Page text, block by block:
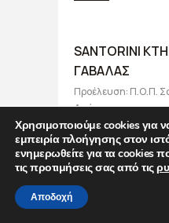
SANTORINI
ΓΑΒΑΛΑΣ
Προέλευση: Π.Ο.Π.
Ασύρτικο
750 ML
ΝΥΧΤΕΡΙ SANTO
Προέλευση: Π.Ο.Π.
Χρησιμοποιούμε cookies για
εμπειρία πλοήγησης στον
ενημερωθείτε για τα cookies
τις προτιμήσεις σας από τις
Αποδοχή